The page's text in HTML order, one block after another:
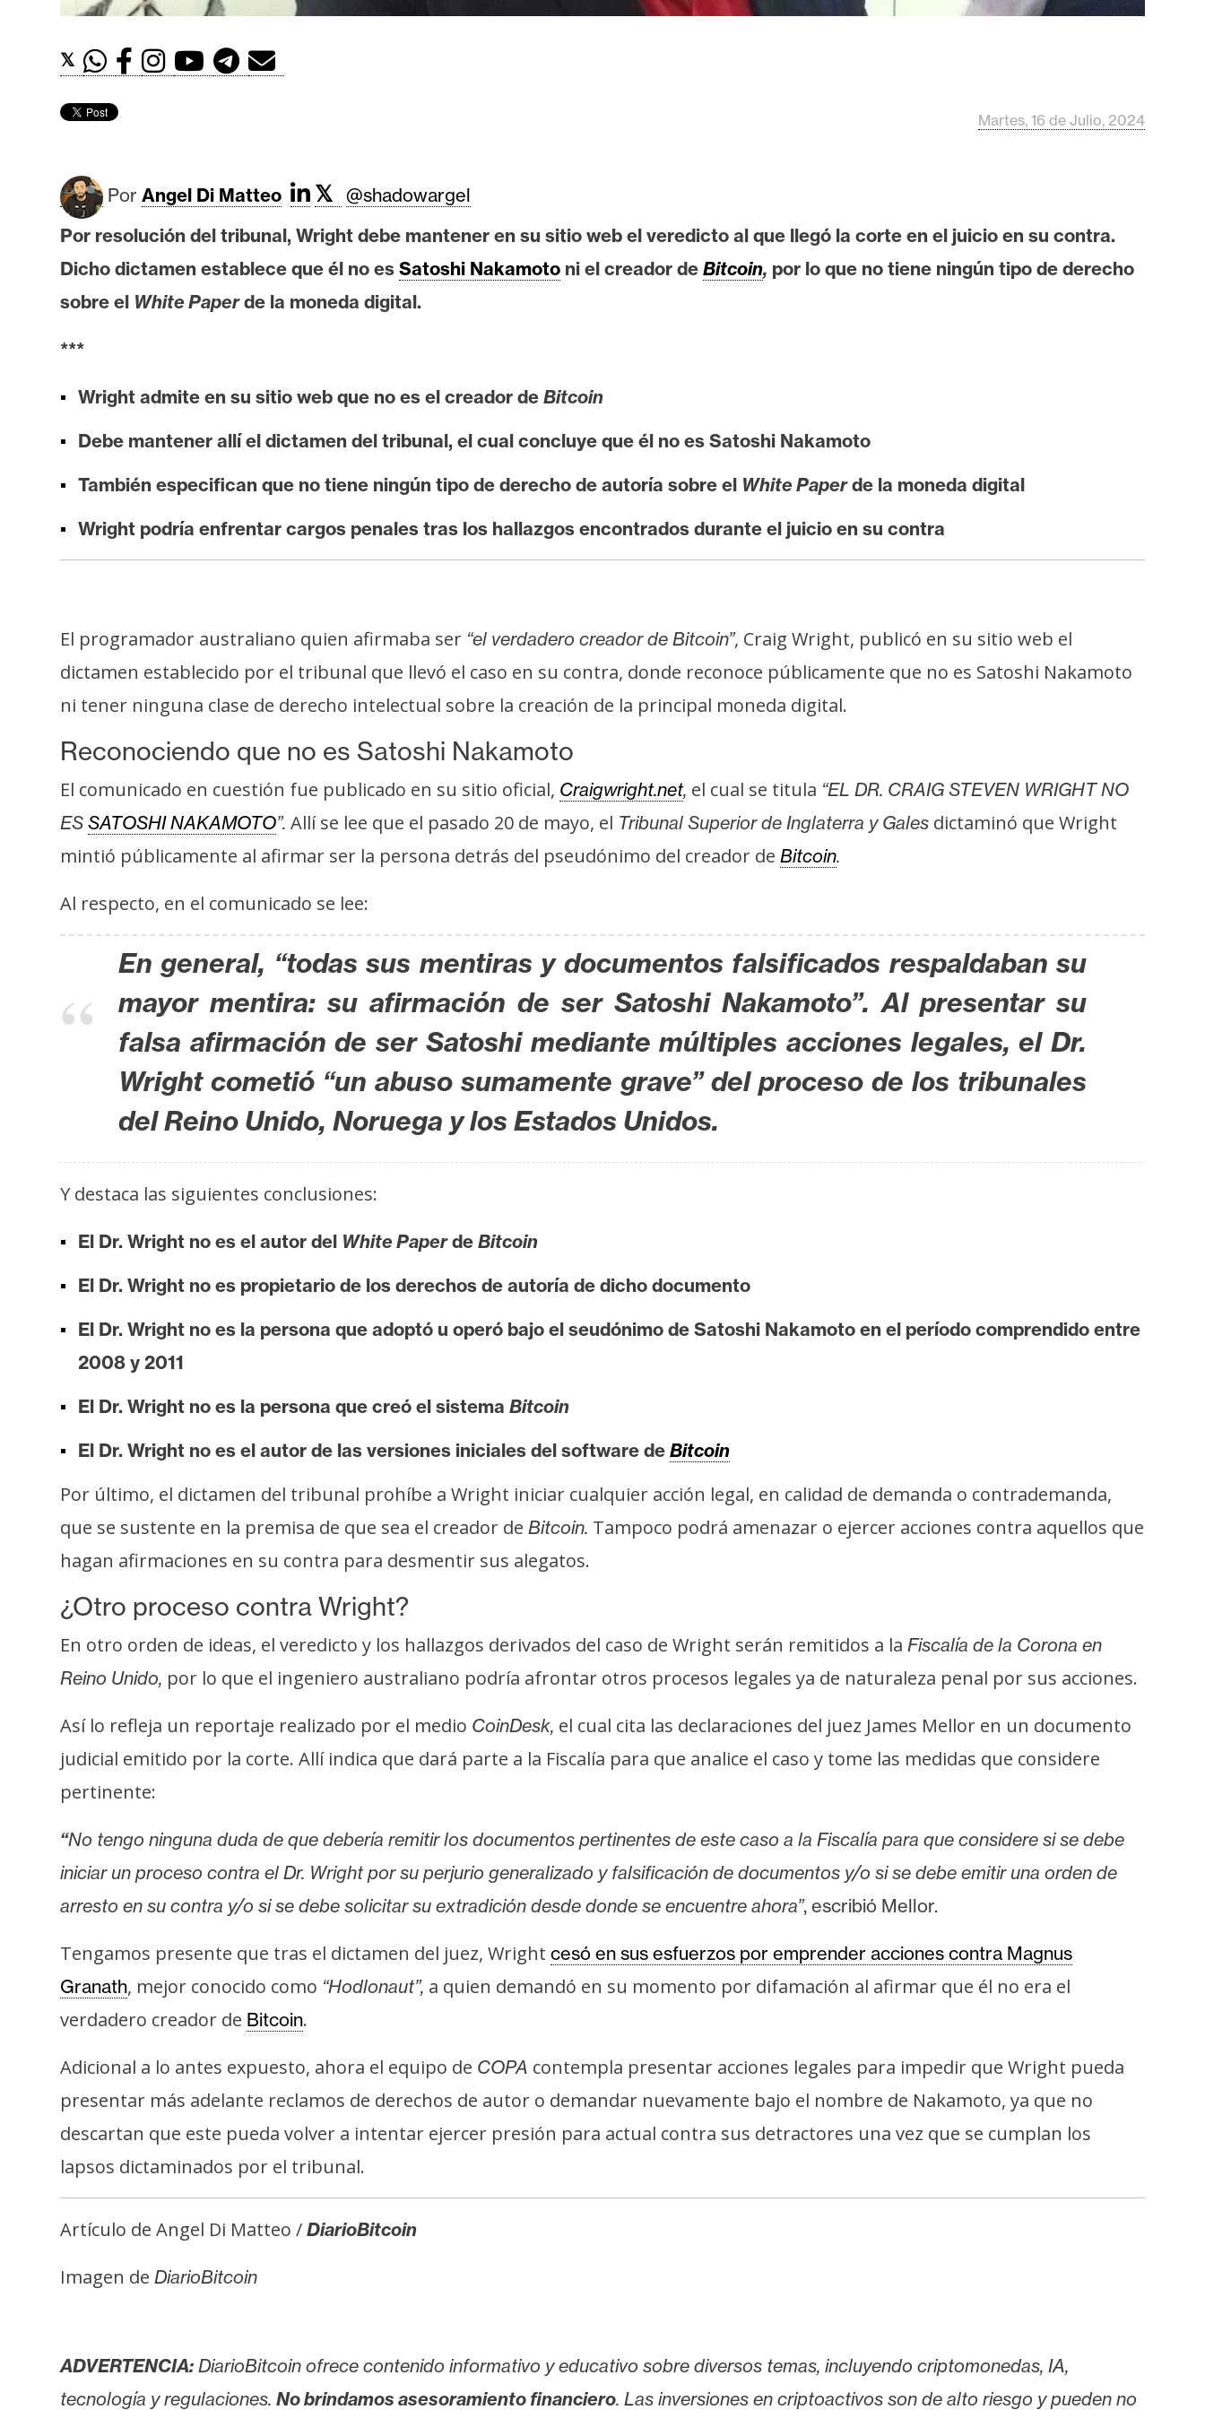
t
e
e
I
A
n
s
s
s
d
e
P
r
e
n
s
T
s
r
s
s
o
t
y
u
b
i
c
d
d
𝕏
Martes, 16 de Julio, 2024
Por Angel Di Matteo 𝕏 @shadowargel
Por resolución del tribunal, Wright debe mantener en su sitio web el veredicto al que llegó la corte en el juicio en su contra.
Dicho dictamen establece que él no es Satoshi Nakamoto ni el creador de Bitcoin, por lo que no tiene ningún tipo de derecho
sobre el White Paperde la moneda digital.
***
Wright admite en su sitio web que no es el creador de Bitcoin
Debe mantener allí el dictamen del tribunal, el cual concluye que él no es Satoshi Nakamoto
También especifican que no tiene ningún tipo de derecho de autoría sobre el White Paperde la moneda digital
Wright podría enfrentar cargos penales tras los hallazgos encontrados durante el juicio en su contra
El programador australiano quien afirmaba ser “el verdadero creador de Bitcoin”, Craig Wright, publicó en su sitio web el
dictamen establecido por el tribunal que llevó el caso en su contra, donde reconoce públicamente que no es Satoshi Nakamoto
ni tener ninguna clase de derecho intelectual sobre la creación de la principal moneda digital.
Reconociendo que no es Satoshi Nakamoto
El comunicado en cuestión fue publicado en su sitio oficial, Craigwright.net, el cual se titula “EL DR. CRAIG STEVEN WRIGHT NO
ES SATOSHI NAKAMOTO”. Allí se lee que el pasado 20 de mayo, el Tribunal Superior de Inglaterra y Gales dictaminó que Wright
mintió públicamente al afirmar ser la persona detrás del pseudónimo del creador de Bitcoin.
Al respecto, en el comunicado se lee:
En general, “todas sus mentiras y documentos falsificados respaldaban su
mayor mentira: su afirmación de ser Satoshi Nakamoto”. Al presentar su
falsa afirmación de ser Satoshi mediante múltiples acciones legales, el Dr.
Wright cometió “un abuso sumamente grave” del proceso de los tribunales
del Reino Unido, Noruega y los Estados Unidos.
Y destaca las siguientes conclusiones:
El Dr. Wright no es el autor del White Paperde Bitcoin
El Dr. Wright no es propietario de los derechos de autoría de dicho documento
El Dr. Wright no es la persona que adoptó u operó bajo el seudónimo de Satoshi Nakamoto en el período comprendido entre
2008 y 2011
El Dr. Wright no es la persona que creó el sistema Bitcoin
El Dr. Wright no es el autor de las versiones iniciales del software de Bitcoin
Por último, el dictamen del tribunal prohíbe a Wright iniciar cualquier acción legal, en calidad de demanda o contrademanda,
que se sustente en la premisa de que sea el creador de Bitcoin. Tampoco podrá amenazar o ejercer acciones contra aquellos que
hagan afirmaciones en su contra para desmentir sus alegatos.
¿Otro proceso contra Wright?
En otro orden de ideas, el veredicto y los hallazgos derivados del caso de Wright serán remitidos a la Fiscalía de la Corona en
Reino Unido, por lo que el ingeniero australiano podría afrontar otros procesos legales ya de naturaleza penal por sus acciones.
Así lo refleja un reportaje realizado por el medio CoinDesk, el cual cita las declaraciones del juez James Mellor en un documento
judicial emitido por la corte. Allí indica que dará parte a la Fiscalía para que analice el caso y tome las medidas que considere
pertinente:
“No tengo ninguna duda de que debería remitir los documentos pertinentes de este caso a la Fiscalía para que considere si se debe
iniciar un proceso contra el Dr. Wright por su perjurio generalizado y falsificación de documentos y/o si se debe emitir una orden de
arresto en su contra y/o si se debe solicitar su extradición desde donde se encuentre ahora”, escribió Mellor.
Tengamos presente que tras el dictamen del juez, Wright cesó en sus esfuerzos por emprender acciones contra Magnus
Granath, mejor conocido como “Hodlonaut”, a quien demandó en su momento por difamación al afirmar que él no era el
verdadero creador de Bitcoin.
Adicional a lo antes expuesto, ahora el equipo de COPA contempla presentar acciones legales para impedir que Wright pueda
presentar más adelante reclamos de derechos de autor o demandar nuevamente bajo el nombre de Nakamoto, ya que no
descartan que este pueda volver a intentar ejercer presión para actual contra sus detractores una vez que se cumplan los
lapsos dictaminados por el tribunal.
Artículo de Angel Di Matteo / DiarioBitcoin
Imagen de DiarioBitcoin
ADVERTENCIA: DiarioBitcoin ofrece contenido informativo y educativo sobre diversos temas, incluyendo criptomonedas, IA,
tecnología y regulaciones. No brindamos asesoramiento financiero. Las inversiones en criptoactivos son de alto riesgo y pueden no